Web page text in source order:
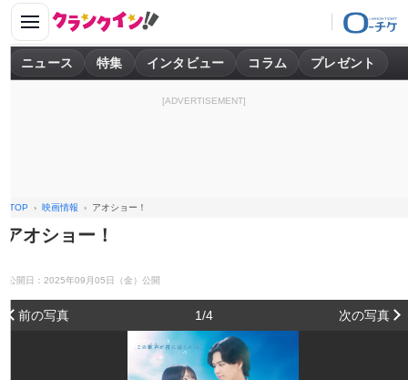
ニュース 特集 インタビュー コラム プレゼント
[ADVERTISEMENT]
TOP 映画情報 アオショー！
アオショー！
公開日：2025年09月05日（金）公開
前の写真 1/4 次の写真